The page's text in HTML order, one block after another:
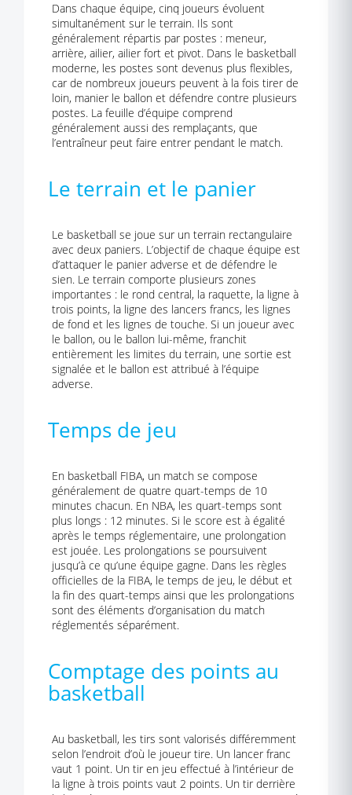
Dans chaque équipe, cinq joueurs évoluent
simultanément sur le terrain. Ils sont
généralement répartis par postes : meneur,
arrière, ailier, ailier fort et pivot. Dans le basketball
moderne, les postes sont devenus plus flexibles,
car de nombreux joueurs peuvent à la fois tirer de
loin, manier le ballon et défendre contre plusieurs
postes. La feuille d’équipe comprend
généralement aussi des remplaçants, que
l’entraîneur peut faire entrer pendant le match.
Le terrain et le panier
Le basketball se joue sur un terrain rectangulaire
avec deux paniers. L’objectif de chaque équipe est
d’attaquer le panier adverse et de défendre le
sien. Le terrain comporte plusieurs zones
importantes : le rond central, la raquette, la ligne à
trois points, la ligne des lancers francs, les lignes
de fond et les lignes de touche. Si un joueur avec
le ballon, ou le ballon lui-même, franchit
entièrement les limites du terrain, une sortie est
signalée et le ballon est attribué à l’équipe
adverse.
Temps de jeu
En basketball FIBA, un match se compose
généralement de quatre quart-temps de 10
minutes chacun. En NBA, les quart-temps sont
plus longs : 12 minutes. Si le score est à égalité
après le temps réglementaire, une prolongation
est jouée. Les prolongations se poursuivent
jusqu’à ce qu’une équipe gagne. Dans les règles
officielles de la FIBA, le temps de jeu, le début et
la fin des quart-temps ainsi que les prolongations
sont des éléments d’organisation du match
réglementés séparément.
Comptage des points au
basketball
Au basketball, les tirs sont valorisés différemment
selon l’endroit d’où le joueur tire. Un lancer franc
vaut 1 point. Un tir en jeu effectué à l’intérieur de
la ligne à trois points vaut 2 points. Un tir derrière